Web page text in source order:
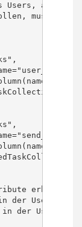
Users, an den
muss das
erhält
der Users
der